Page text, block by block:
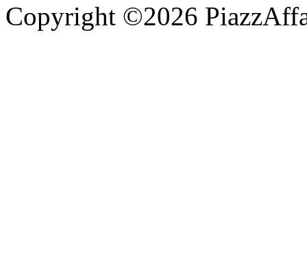
Copyright ©2026